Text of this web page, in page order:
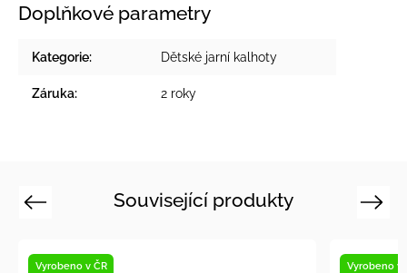
Doplňkové parametry
Kategorie: Dětské jarní kalhoty
Záruka: 2 roky
Související produkty
Previous
Vyrobeno v ČR Vyrobeno
Next